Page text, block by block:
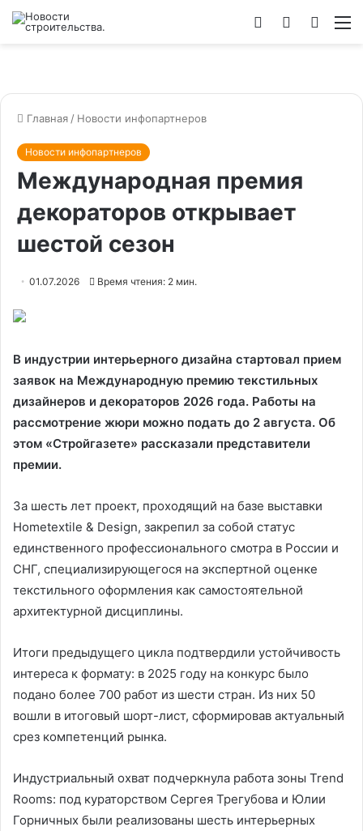
Switch
Войти
Главная / Новости инфопартнеров
Новости инфопартнеров
Международная премия
декораторов открывает
шестой сезон
01.07.2026 Время чтения: 2 мин.
В индустрии интерьерного дизайна стартовал прием
заявок на Международную премию текстильных
дизайнеров и декораторов 2026 года. Работы на
рассмотрение жюри можно подать до 2 августа. Об
этом «Стройгазете» рассказали представители
премии.
За шесть лет проект, проходящий на базе выставки
Hometextile & Design, закрепил за собой статус
единственного профессионального смотра в России и
СНГ, специализирующегося на экспертной оценке
текстильного оформления как самостоятельной
архитектурной дисциплины.
Итоги предыдущего цикла подтвердили устойчивость
интереса к формату: в 2025 году на конкурс было
подано более 700 работ из шести стран. Из них 50
вошли в итоговый шорт-лист, сформировав актуальный
срез компетенций рынка.
Индустриальный охват подчеркнула работа зоны Trend
Rooms: под кураторством Сергея Трегубова и Юлии
Горничных были реализованы шесть интерьерных